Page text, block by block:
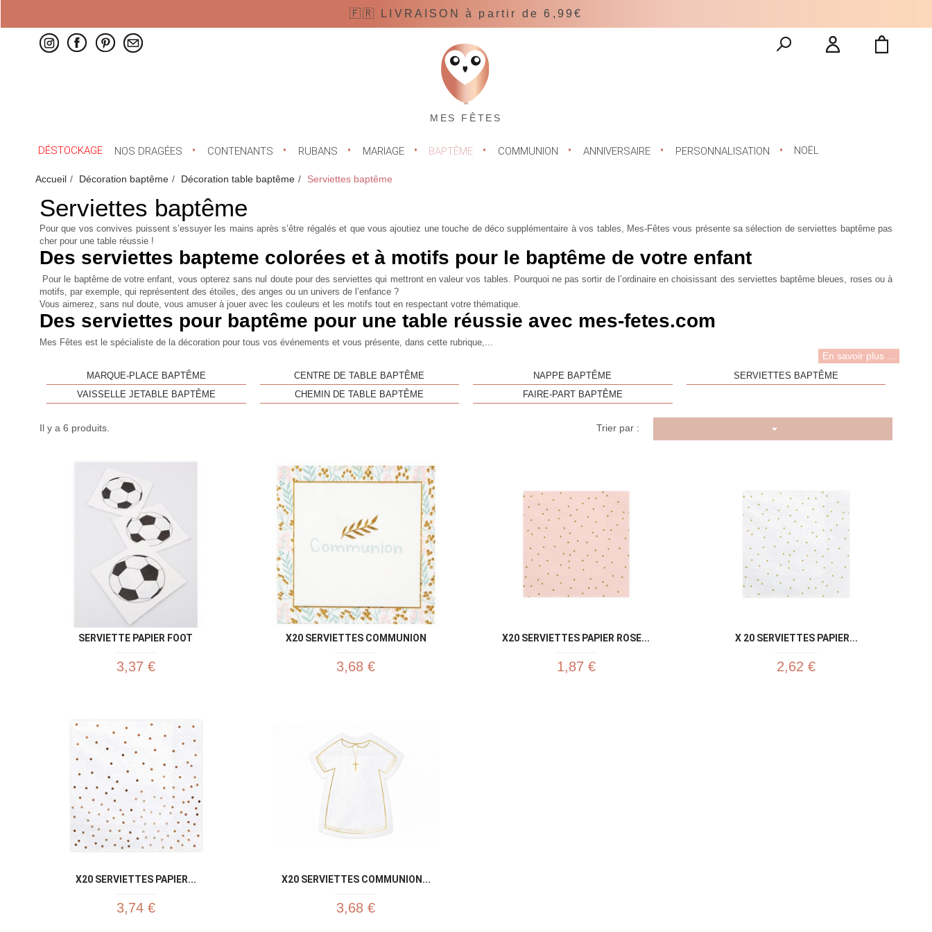
🇫🇷 LIVRAISON à partir de 6,99€
MES FÊTES
DÉSTOCKAGE NOS DRAGÉES CONTENANTS RUBANS MARIAGE BAPTÊME COMMUNION ANNIVERSAIRE PERSONNALISATION NOËL
Accueil Décoration baptême Décoration table baptême Serviettes baptême
Serviettes baptême
Pour que vos convives puissent s’essuyer les mains après s’être régalés et que vous ajoutiez une touche de déco supplémentaire à vos tables, Mes-Fêtes vous présente sa sélection deserviettes baptême pas
cher pour une table réussie !
Des serviettes bapteme colorées et à motifs pour le baptême de votre enfant
Pour le baptême de votre enfant, vous opterez sans nul doute pour des serviettes qui mettront en valeur vos tables. Pourquoi ne pas sortir de l’ordinaire en choisissant des serviettes baptême bleues , roses ou à
motifs, par exemple, qui représentent des étoiles, des anges ou un univers de l’enfance ?
Vous aimerez, sans nul doute, vous amuser à jouer avec les couleurs et les motifs tout en respectant votre thématique.
Des serviettes pour baptême pour une table réussie avec mes-fetes.com
Mes Fêtes est le spécialiste de la décoration pour tous vos événements et vous présente, dans cette rubrique,...
En savoir plus ...
MARQUE-PLACE BAPTÊME CENTRE DE TABLE BAPTÊME NAPPE BAPTÊME
SERVIETTES BAPTÊME
VAISSELLE JETABLE BAPTÊME
CHEMIN DE TABLE BAPTÊME FAIRE-PART BAPTÊME
Il y a 6 produits. Trier par :
SERVIETTE PAPIER FOOT
3,37 €
Aperçu rapide
X20 SERVIETTES COMMUNION
3,68 €
X20 SERVIETTES PAPIER ROSE...
1,87 €
X 20 SERVIETTES PAPIER...
2,62 €
X20 SERVIETTES PAPIER...
3,74 €
X20 SERVIETTES COMMUNION...
3,68 €